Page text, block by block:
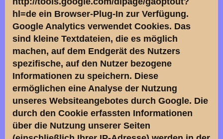
hl=de ein Browser-Plug-In zur Verfügung.
Google Analytics verwendet Cookies. Das
sind kleine Textdateien, die es möglich
machen, auf dem Endgerät des Nutzers
spezifische, auf den Nutzer bezogene
Informationen zu speichern. Diese
ermöglichen eine Analyse der Nutzung
unseres Websiteangebotes durch Google. Die
durch den Cookie erfassten Informationen
über die Nutzung unserer Seiten